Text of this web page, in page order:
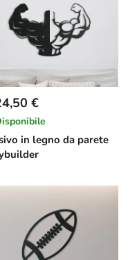
in legno da parete
€